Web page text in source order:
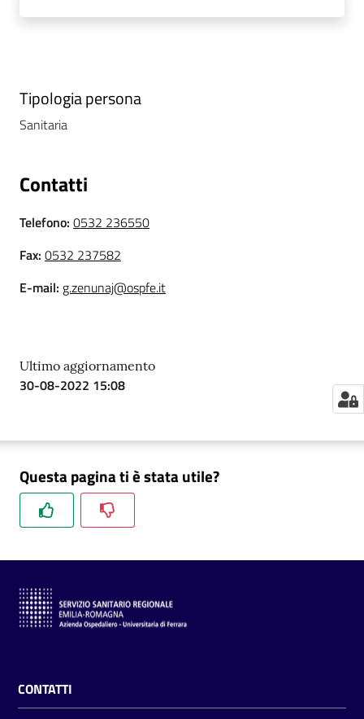
z
a
r
à
i
e
n
A
i
i
t
a
i
o
r
Tipologia persona
Sanitaria
Contatti
Telefono: 0532 236550
Fax: 0532 237582
E-mail: g.zenunaj@ospfe.it
Ultimo aggiornamento
30-08-2022 15:08
Questa pagina ti è stata utile?
CONTATTI